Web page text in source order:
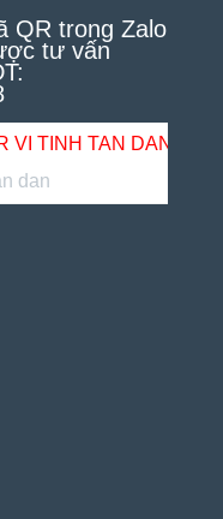
QR trong Zalo
tư vấn
dan